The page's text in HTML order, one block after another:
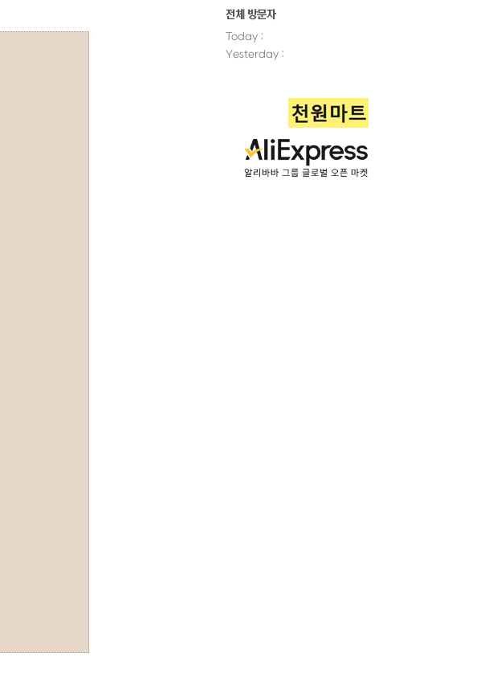
전체 방문자
Today :
Yesterday :